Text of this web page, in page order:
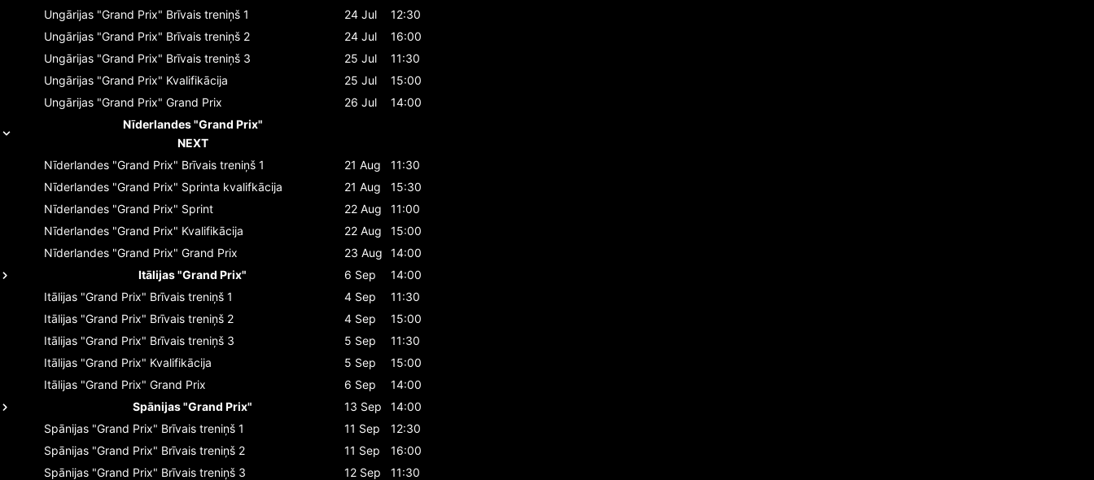
Ungārijas "Grand Prix" Brīvais treniņš 1 24 Jul
12:30
Ungārijas "Grand Prix" Brīvais treniņš 2 24 Jul
16:00
Ungārijas "Grand Prix" Brīvais treniņš 3 25 Jul
11:30
Ungārijas "Grand Prix" Kvalifikācija 25 Jul
15:00
Ungārijas "Grand Prix" Grand Prix 26 Jul
14:00
Nīderlandes "Grand Prix"
NEXT
Nīderlandes "Grand Prix" Brīvais treniņš 1 21 Aug
11:30
Nīderlandes "Grand Prix" Sprinta kvalifkācija 21 Aug
15:30
Nīderlandes "Grand Prix" Sprint 22 Aug
11:00
Nīderlandes "Grand Prix" Kvalifikācija 22 Aug
15:00
Nīderlandes "Grand Prix" Grand Prix 23 Aug
14:00
Itālijas "Grand Prix"
6 Sep
14:00
Itālijas "Grand Prix" Brīvais treniņš 1 4 Sep
11:30
Itālijas "Grand Prix" Brīvais treniņš 2 4 Sep
15:00
Itālijas "Grand Prix" Brīvais treniņš 3 5 Sep
11:30
Itālijas "Grand Prix" Kvalifikācija 5 Sep
15:00
Itālijas "Grand Prix" Grand Prix 6 Sep
14:00
Spānijas "Grand Prix"
13 Sep
14:00
Spānijas "Grand Prix" Brīvais treniņš 1 11 Sep
12:30
Spānijas "Grand Prix" Brīvais treniņš 2 11 Sep
16:00
Spānijas "Grand Prix" Brīvais treniņš 3 12 Sep
11:30